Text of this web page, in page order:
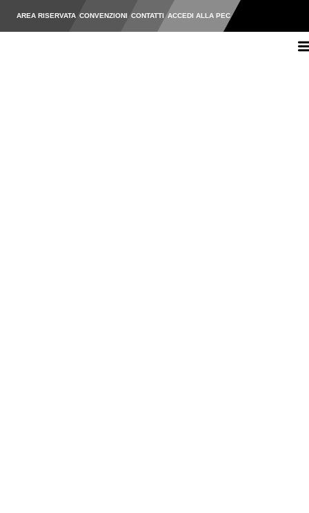
AREA RISERVATA CONVENZIONI CONTATTI ACCEDI ALLA PEC